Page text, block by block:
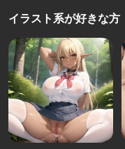
イラスト系が好きな方